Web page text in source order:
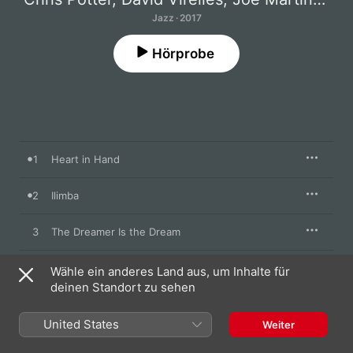
Jazz · 2017
Hörprobe
1 Heart in Hand
2 Ilimba
3 The Dreamer Is the Dream
4 Memory and Desire
6 Sonic Anomaly
Wähle ein anderes Land aus, um Inhalte für
deinen Standort zu sehen
United States Weiter